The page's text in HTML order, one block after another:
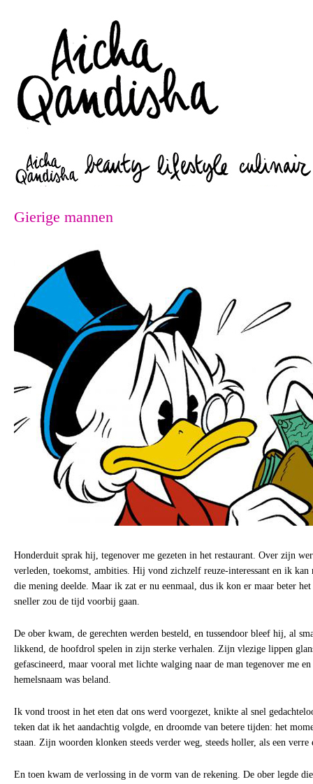
Gierige mannen
Honderduit sprak hij, tegenover me gezeten in het restaurant. Over zijn
verleden, toekomst, ambities. Hij vond zichzelf reuze-interessant en ik kan
die mening deelde. Maar ik zat er nu eenmaal, dus ik kon er maar beter het
sneller zou de tijd voorbij gaan.
De ober kwam, de gerechten werden besteld, en tussendoor bleef hij, al
likkend, de hoofdrol spelen in zijn sterke verhalen. Zijn vlezige lippen
gefascineerd, maar vooral met lichte walging naar de man tegenover me
hemelsnaam was beland.
Ik vond troost in het eten dat ons werd voorgezet, knikte al snel
teken dat ik het aandachtig volgde, en droomde van betere tijden: het
staan. Zijn woorden klonken steeds verder weg, steeds holler, als een verre
En toen kwam de verlossing in de vorm van de rekening. De ober legde